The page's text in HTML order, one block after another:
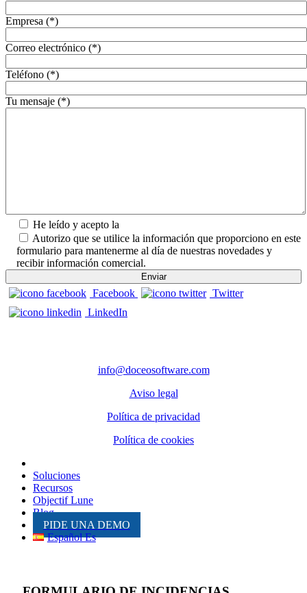
Empresa (*)
Correo electrónico (*)
Teléfono (*)
Tu mensaje (*)
He leído y acepto la
Autorizo que se utilice la información que proporciono en este
formulario para mantenerme al día de nuestras novedades y
recibir información comercial.
Facebook
Twitter
LinkedIn
info@doceosoftware.com
Aviso legal
Política de privacidad
Política de cookies
Soluciones
Recursos
Objectif Lune
Blog
PIDE UNA DEMO
Español Es